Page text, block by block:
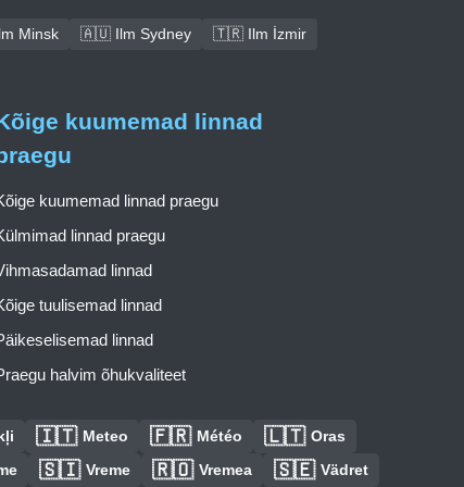
Minsk 🇦🇺 Ilm Sydney
🇹🇷 Ilm İzmir
kuumemad linnad
kuumemad linnad praegu
linnad praegu
linnad
tuulisemad linnad
linnad
halvim õhukvaliteet
🇮🇹 Meteo 🇫🇷 Météo 🇱🇹 Oras
🇸🇮 Vreme 🇷🇴 Vremea 🇸🇪 Vädret